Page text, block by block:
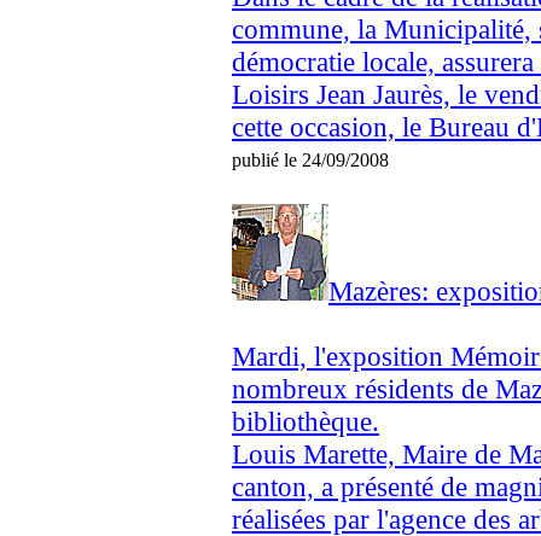
commune, la Municipalité,
démocratie locale,
Loisirs Jean Jaurès, le
cette occasion, le Bureau
publié le 24/09/2008
Mazères:
Mardi, l'exposition
nombreux résidents de
bibliothèque.
Louis Marette, Maire de
canton, a présenté de
réalisées par l'agence des